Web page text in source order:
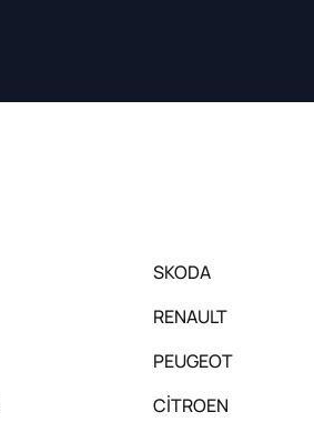
SKODA
RENAULT
PEUGEOT
CİTROEN